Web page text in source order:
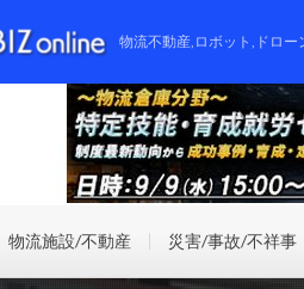
物流不動産,ロボット,ドロ
物流施設/不動産 災害/事故/不祥事